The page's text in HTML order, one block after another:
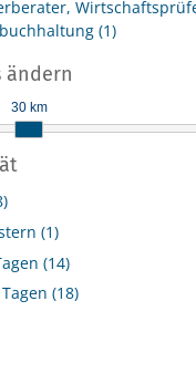
(1)
ändern
30 km
(1)
(14)
(18)